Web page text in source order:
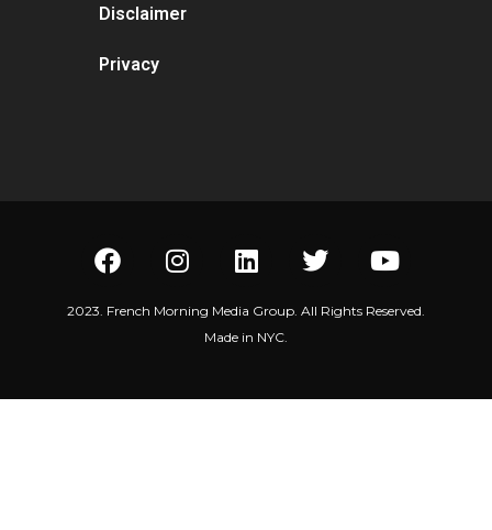
Disclaimer
Privacy
2023. French Morning Media Group. All Rights Reserved.
Made in NYC.